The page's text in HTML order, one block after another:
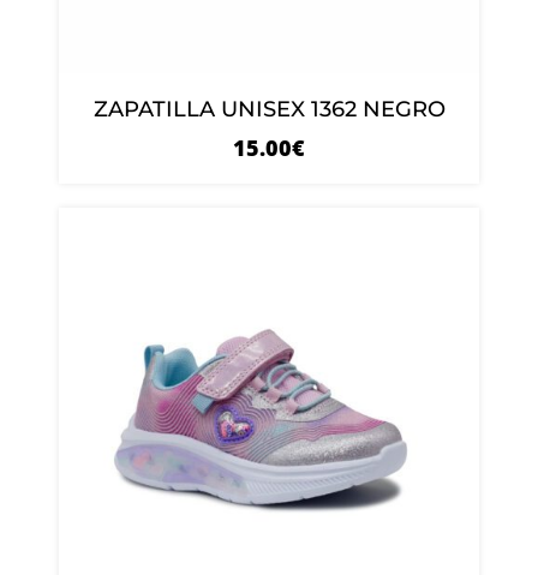
ZAPATILLA UNISEX 1362 NEGRO
15.00€